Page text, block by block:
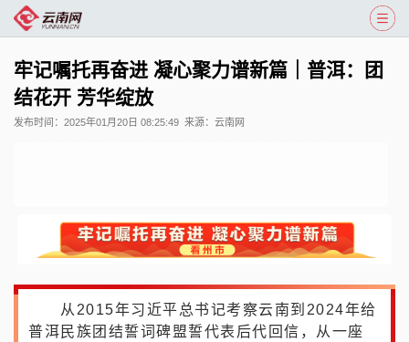
牢记嘱托再奋进 凝心聚力谱新篇｜普洱：团
结花开 芳华绽放
发布时间： 2025年01月20日 08:25:49 来源： 云南网
从2015年习近平总书记考察云南到2024年给
普洱民族团结誓词碑盟誓代表后代回信，从一座